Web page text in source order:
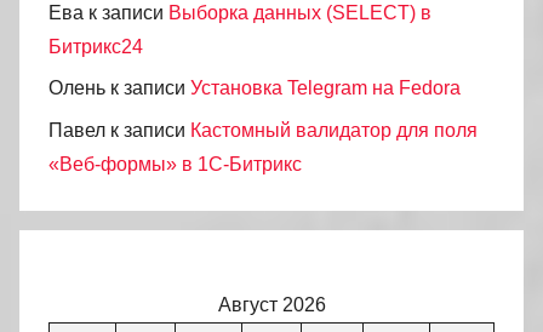
Ева к записи Выборка данных (SELECT) в
Битрикс24
Олень к записи Установка Telegram на Fedora
Павел к записи Кастомный валидатор для поля
«Веб-формы» в 1С-Битрикс
Август 2026